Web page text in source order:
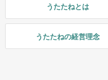
うたたねとは
うたたねの経営理念